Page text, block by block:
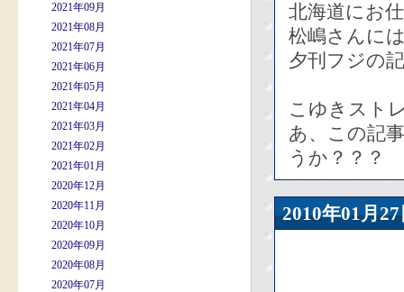
2021年09月
2021年08月
2021年07月
2021年06月
2021年05月
2021年04月
2021年03月
2021年02月
2021年01月
2020年12月
2020年11月
2020年10月
2020年09月
2020年08月
2020年07月
北海道にお
松嶋さんに
夕刊フジの
こゆきスト
あ、この記
うか？？？
2010年01